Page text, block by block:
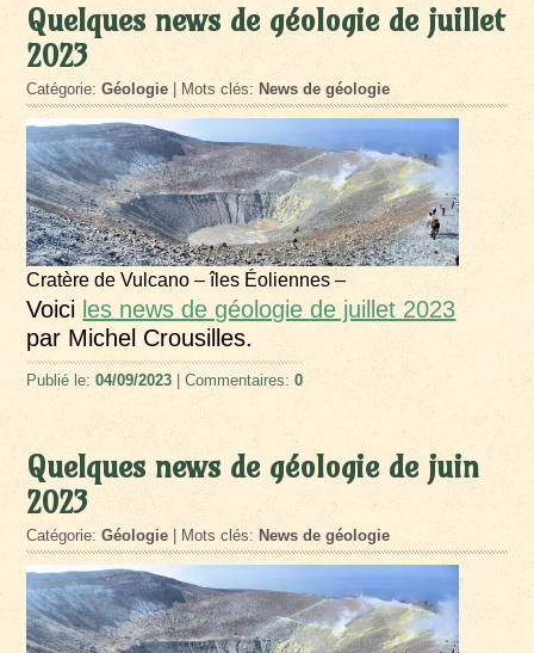
Quelques news de géologie de juillet
2023
Catégorie:Géologie | Mots clés: News de géologie
Cratère de Vulcano – îles Éoliennes –
Voici les news de géologie de juillet 2023
par Michel Crousilles.
Publié le:04/09/2023 | Commentaires:0
Quelques news de géologie de juin
2023
Catégorie:Géologie | Mots clés: News de géologie